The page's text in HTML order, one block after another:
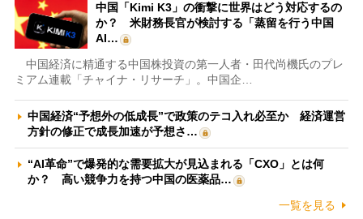
中国「Kimi K3」の衝撃に世界はどう対応するの
か？ 米財務長官が検討する「蒸留を行う中国
AI…
中国経済に精通する中国株投資の第一人者・田代尚機氏のプレ
ミアム連載「チャイナ・リサーチ」。中国企…
中国経済“予想外の低成長”で政策のテコ入れ必至か 経済運営
方針の修正で成長加速が予想さ…
“AI革命”で爆発的な需要拡大が見込まれる「CXO」とは何
か？ 高い競争力を持つ中国の医薬品…
一覧を見る